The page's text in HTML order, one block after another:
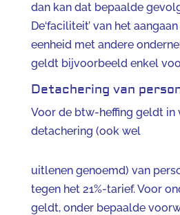
dan kan dat bepaalde
De‘faciliteit’ van het
eenheid met andere
geldt bijvoorbeeld enkel
Detachering van
Voor de btw-heffing geldt in
detachering (ook wel
uitlenen genoemd) van
tegen het 21%-tarief. Voor
geldt, onder bepaalde